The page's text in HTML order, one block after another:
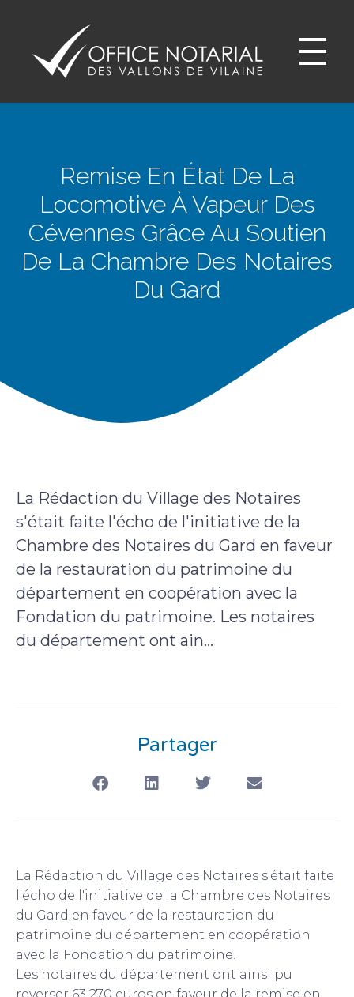
Remise En État De La
Locomotive À Vapeur Des
Cévennes Grâce Au Soutien
De La Chambre Des Notaires
Du Gard
La Rédaction du Village des Notaires
s'était faite l'écho de l'initiative de la
Chambre des Notaires du Gard en faveur
de la restauration du patrimoine du
département en coopération avec la
Fondation du patrimoine. Les notaires
du département ont ain...
Partager
La Rédaction du Village des Notaires s'était faite
l'écho de l'initiative de la Chambre des Notaires
du Gard en faveur de la restauration du
patrimoine du département en coopération
avec la Fondation du patrimoine.
Les notaires du département ont ainsi pu